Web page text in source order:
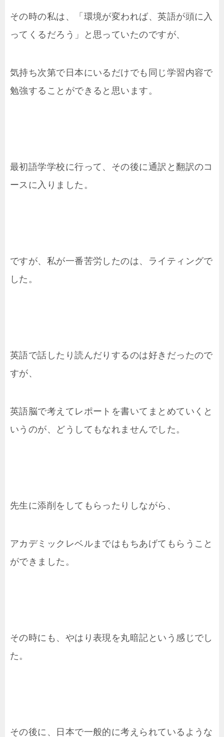
その時の私は、「環境が変われば、英語が頭に入
ってくるだろう」と思っていたのですが、
気持ち次第で日本にいるだけでも同じ学習内容で
勉強することができると思います。
最初語学学校に行って、その後に通訳と翻訳のコ
ースに入りました。
ですが、私が一番苦労したのは、ライティングで
した。
英語で話したり読んだりするのは好きだったので
すが、
英語脳で考えてレポートを書いてまとめていくと
いうのが、どうしてもなれませんでした。
先生に添削をしてもらったりしながら、
アカデミックレベルまではもちあげてもらうこと
ができました。
その時にも、やはり表現を丸暗記という感じでし
た。
その後に、日本で一般的に考えられているような